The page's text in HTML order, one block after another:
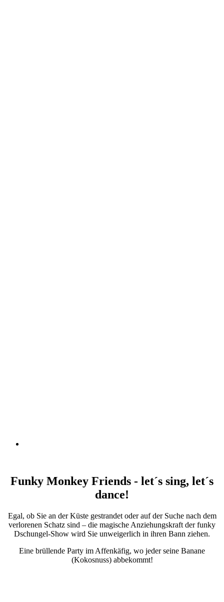
Funky Monkey Friends - let´s sing, let´s
dance!
Egal, ob Sie an der Küste gestrandet oder auf der Suche nach dem
verlorenen Schatz sind – die magische Anziehungskraft der funky
Dschungel-Show wird Sie unweigerlich in ihren Bann ziehen.
Eine brüllende Party im Affenkäfig, wo jeder seine Banane
(Kokosnuss) abbekommt!